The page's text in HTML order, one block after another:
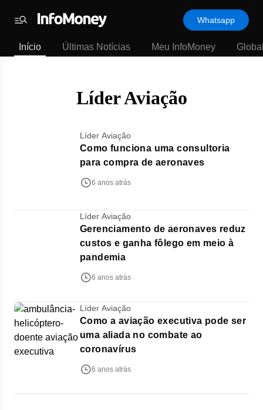
padrão
Últimas
Menu
Whatsapp
Início Últimas Notícias Meu InfoMoney
Líder Aviação
Líder Aviação
Como funciona uma consultoria
para compra de aeronaves
6 anos atrás
Líder Aviação
Gerenciamento de aeronaves reduz
custos e ganha fôlego em meio à
pandemia
6 anos atrás
Líder Aviação
Como a aviação executiva pode ser
uma aliada no combate ao
coronavírus
6 anos atrás